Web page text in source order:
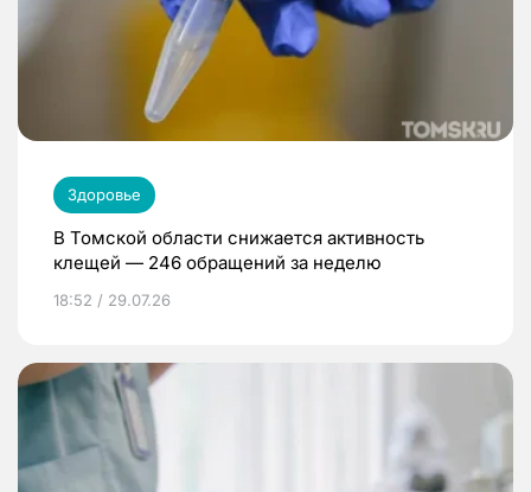
Здоровье
В Томской области снижается активность
клещей — 246 обращений за неделю
18:52 / 29.07.26